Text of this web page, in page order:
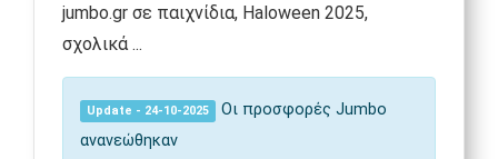
jumbo.gr σε παιχνίδια, Haloween 2025,
σχολικά ...
Update - 24-10-2025
Οι προσφορές Jumbo
ανανεώθηκαν